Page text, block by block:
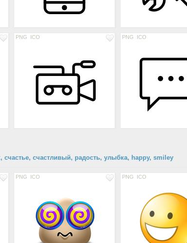
PNG ICO PNG ICO
счастье, счастливый, радость, улыбка, happy, smiley
PNG ICO PNG ICO